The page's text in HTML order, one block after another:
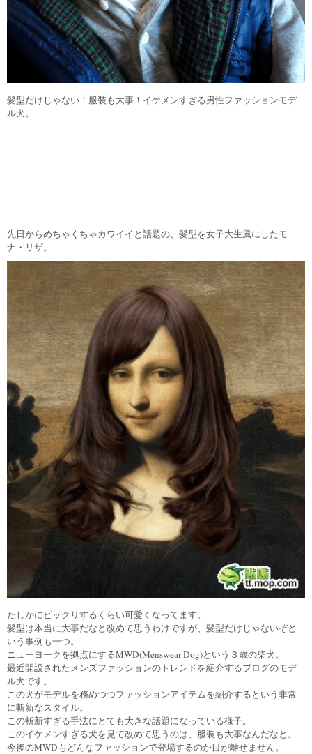
髪型だけじゃない！服装も大事！イケメンすぎる男性ファッションモデ
ル犬。
先日からめちゃくちゃカワイイと話題の、髪型を女子大生風にしたモ
ナ・リザ。
たしかにビックリするくらい可愛くなってます。
髪型は本当に大事だなと改めて思うわけですが、髪型だけじゃないぞと
いう事例も一つ。
ニューヨークを拠点にするMWD(Menswear Dog)という３歳の柴犬。
最近開設されたメンズファッションのトレンドを紹介するブログのモデ
ル犬です。
この犬がモデルを務めつつファッションアイテムを紹介するという非常
に斬新なスタイル。
この斬新すぎる手法にとても大きな話題になっている様子。
このイケメンすぎる犬を見て改めて思うのは、服装も大事なんだなと。
今後のMWDもどんなファッションで登場するのか目が離せません。